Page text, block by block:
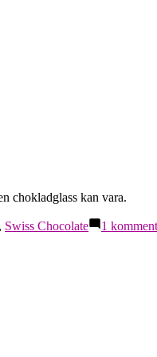
chokladglass kan vara.
, Swiss Chocolate 1